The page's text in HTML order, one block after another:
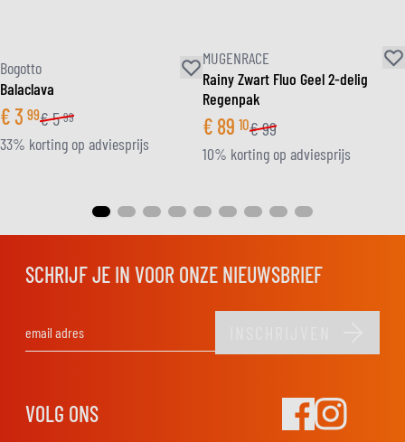
Bogotto
Balaclava
€3 99€5 99
33% korting op adviesprijs
MUGENRACE
Rainy Zwart Fluo Geel 2-delig
Regenpak
€ 89 10€99
10% korting op adviesprijs
SCHRIJF JE IN VOOR ONZE NIEUWSBRIEF
VOLG ONS